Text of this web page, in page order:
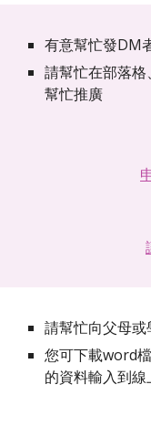
有意幫忙發DM
請幫忙在部落
幫忙推廣
請幫忙向父母或
您可下載word
的資料輸入到線